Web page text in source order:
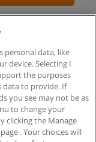
las
personal data, like
device. Selecting I
the purposes
data to provide. If
you see may not be as
to change your
clicking the Manage
. Your choices will